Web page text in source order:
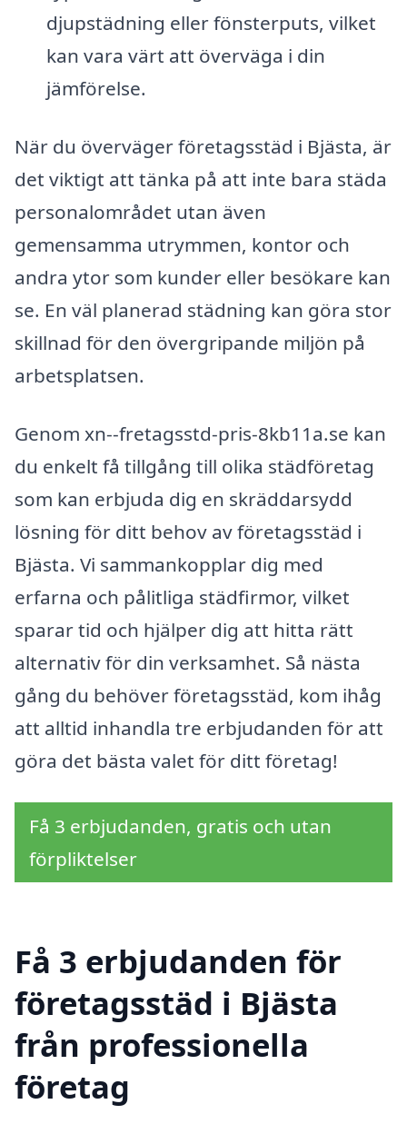
djupstädning eller fönsterputs, vilket
kan vara värt att överväga i din
jämförelse.
När du överväger företagsstäd i Bjästa, är
det viktigt att tänka på att inte bara städa
personalområdet utan även
gemensamma utrymmen, kontor och
andra ytor som kunder eller besökare kan
se. En väl planerad städning kan göra stor
skillnad för den övergripande miljön på
arbetsplatsen.
Genom xn--fretagsstd-pris-8kb11a.se kan
du enkelt få tillgång till olika städföretag
som kan erbjuda dig en skräddarsydd
lösning för ditt behov av företagsstäd i
Bjästa. Vi sammankopplar dig med
erfarna och pålitliga städfirmor, vilket
sparar tid och hjälper dig att hitta rätt
alternativ för din verksamhet. Så nästa
gång du behöver företagsstäd, kom ihåg
att alltid inhandla tre erbjudanden för att
göra det bästa valet för ditt företag!
Få 3 erbjudanden, gratis och utan
förpliktelser
Få 3 erbjudanden för
företagsstäd i Bjästa
från professionella
företag